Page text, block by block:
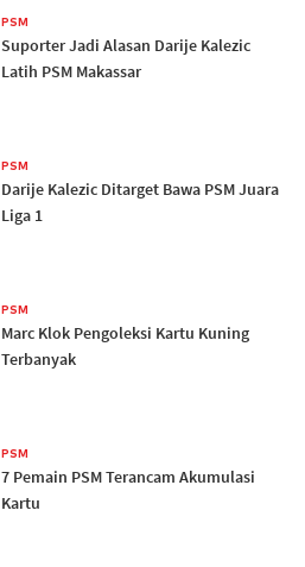
PSM
Suporter Jadi Alasan Darije Kalezic
Latih PSM Makassar
PSM
Darije Kalezic Ditarget Bawa PSM Juara
Liga 1
PSM
Marc Klok Pengoleksi Kartu Kuning
Terbanyak
PSM
7 Pemain PSM Terancam Akumulasi
Kartu